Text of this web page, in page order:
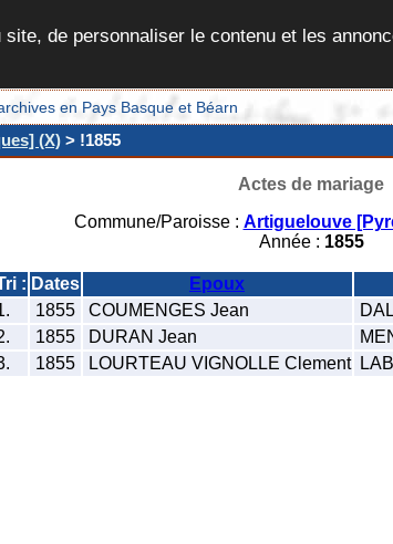
de personnaliser le contenu et les
en Pays Basque et Béarn
(X) > !1855
Actes de mariage
Commune/Paroisse : Artiguelouve
Année : 1855
: Dates Epoux
1855 COUMENGES Jean
1855 DURAN Jean
1855 LOURTEAU VIGNOLLE Clement